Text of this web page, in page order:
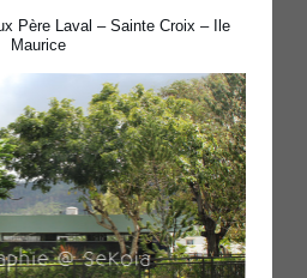
Père Laval – Sainte Croix – Ile
Maurice